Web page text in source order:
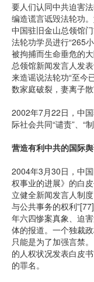
要人们认同中共迫害
编造谎言诋毁法轮功
中国驻旧金山总领馆
法轮功学员进行“265
被拘捕而生命垂危的
总领馆新闻发言人发
来造谣说法轮功“至今
数家庭破裂，妻离子散
2002年7月22日，中
际社会共同“谴责”、“
营造有利中共的国际
2004年3月30日，中
权事业的进展》的白
立健全新闻发言人制
与公共事务的权利
年六四惨案真象、迫
体的报道。一个独裁
只能是为了加强言禁
的人权状况发表白皮
的罪名。